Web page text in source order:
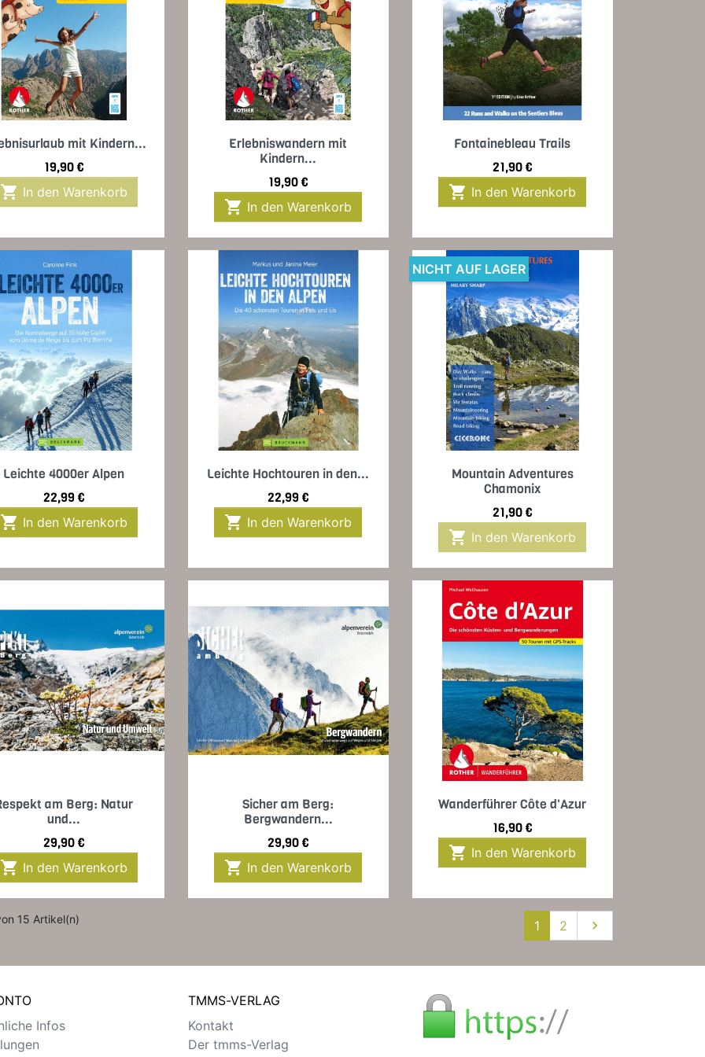
 Vorschau
mit Kindern...
Preis
19,90 €
 In den Warenkorb
Vorschau
Erlebniswandern mit
Kindern...
Preis
19,90 €
 In den Warenkorb
 Vorschau
Fontainebleau Trails
Preis
21,90 €
 In den Warenkorb
Vorschau
Leichte 4000er Alpen
Preis
22,99 €
 In den Warenkorb
 Vorschau
Leichte Hochtouren in den...
Preis
22,99 €
 In den Warenkorb
Vorschau
Mountain Adventures
Chamonix
Preis
21,90 €
 In den Warenkorb
NICHT AUF LAGER
Vorschau
am Berg: Natur
und...
Preis
29,90 €
 In den Warenkorb
 Vorschau
Sicher am Berg:
Bergwandern...
Preis
29,90 €
 In den Warenkorb
Vorschau
Wanderführer Côte d'Azur
Preis
16,90 €
 In den Warenkorb
15 Artikel(n) 1 2 Weiter

Infos
TMMS-VERLAG
Kontakt
Der tmms-Verlag